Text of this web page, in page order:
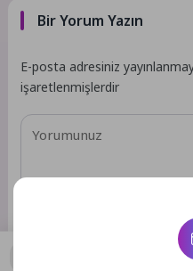
Bir Yorum Yazın
E-posta adresiniz
işaretlenmişlerdir